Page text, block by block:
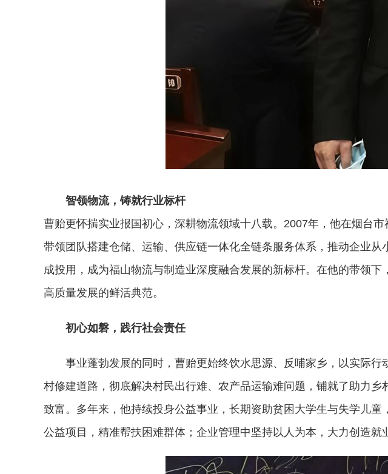
智领物流，铸就行业标杆
曹贻更怀揣实业报国初心，深耕物流领域十八载。2007年，他在烟台
带领团队搭建仓储、运输、供应链一体化全链条服务体系，推动企业
成投用，成为福山物流与制造业深度融合发展的新标杆。在他的带领
高质量发展的鲜活典范。
初心如磐，践行社会责任
事业蓬勃发展的同时，曹贻更始终饮水思源、反哺家乡，以实际
村修建道路，彻底解决村民出行难、农产品运输难问题，铺就了助力
致富。多年来，他持续投身公益事业，长期资助贫困大学生与失学儿童
公益项目，精准帮扶困难群体；企业管理中坚持以人为本，大力创造